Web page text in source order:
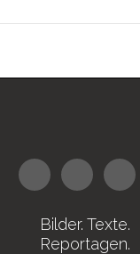
Bilder. Texte.
Reportagen.